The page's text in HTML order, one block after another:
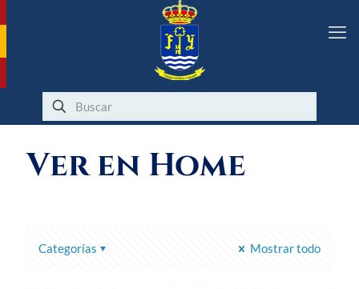
Ver en Home
Categorías Mostrar todo